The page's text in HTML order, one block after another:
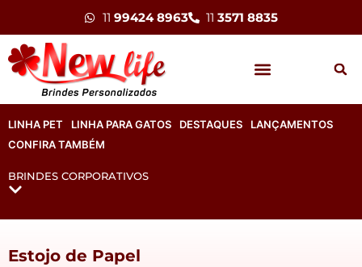
11 99424 8963 11 3571 8835
LINHA PET LINHA PARA GATOS DESTAQUES
LANÇAMENTOS
CONFIRA TAMBÉM
BRINDES CORPORATIVOS
Estojo de Papel